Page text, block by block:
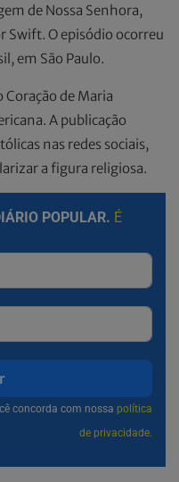
de Nossa Senhora,
Swift. O episódio ocorreu
em São Paulo.
de Maria
A publicação
nas redes sociais,
a figura religiosa.
POPULAR. É
concorda com nossa política
de privacidade.